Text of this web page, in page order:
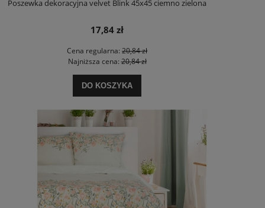
Poszewka dekoracyjna velvet Blink 45x45 ciemno zielona
17,84 zł
Cena regularna: 20,84 zł
Najniższa cena:20,84 zł
DO KOSZYKA